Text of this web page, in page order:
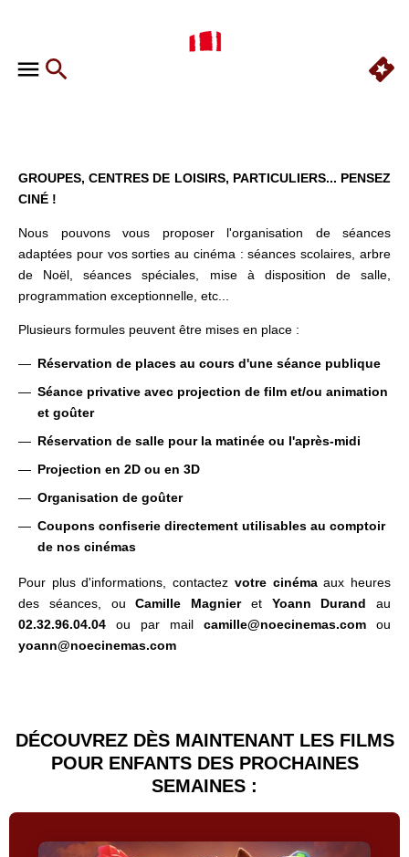
GROUPES, CENTRES DE LOISIRS, PARTICULIERS... PENSEZ
CINÉ !
Nous pouvons vous proposer l'organisation de séances
adaptées pour vos sorties au cinéma : séances scolaires, arbre
de Noël, séances spéciales, mise à disposition de salle,
programmation exceptionnelle, etc...
Plusieurs formules peuvent être mises en place :
Réservation de places au cours d'une séance publique
Séance privative avec projection de film et/ou animation
et goûter
Réservation de salle pour la matinée ou l'après-midi
Projection en 2D ou en 3D
Organisation de goûter
Coupons confiserie directement utilisables au comptoir
de nos cinémas
Pour plus d'informations, contactez votre cinémaaux heures
des séances, ouCamille Magnieret Yoann Durand au
02.32.96.04.04 ou par mail camille@noecinemas.com ou
yoann@noecinemas.com
DÉCOUVREZ DÈS MAINTENANT LES FILMS
POUR ENFANTS DES PROCHAINES
SEMAINES :